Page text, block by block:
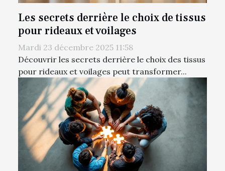
Les secrets derrière le choix de tissus
pour rideaux et voilages
Mardi 23 décembre 2025 11:58
Découvrir les secrets derrière le choix des tissus
pour rideaux et voilages peut transformer...